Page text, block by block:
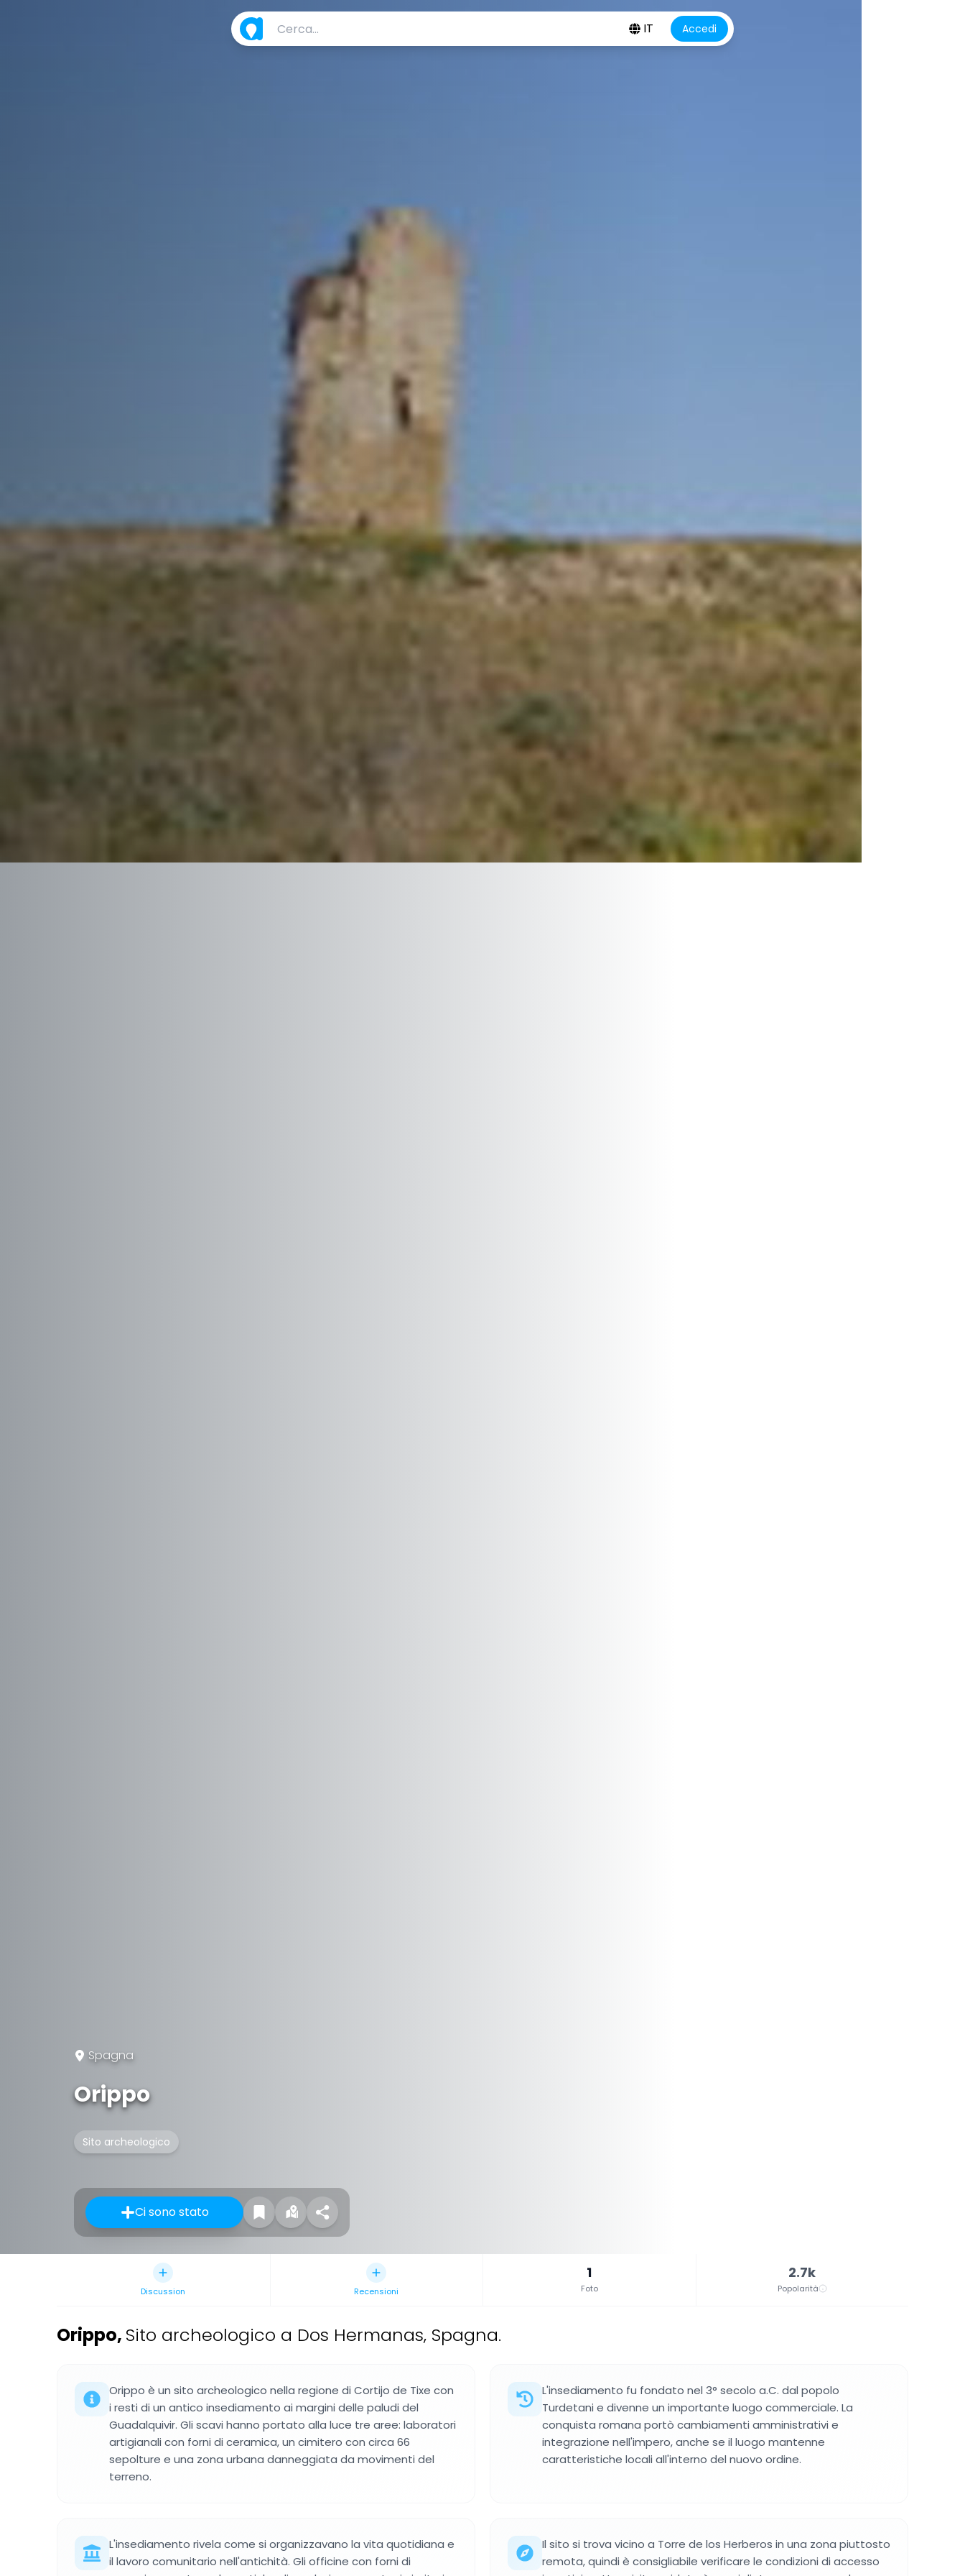
IT Accedi
Spagna
Orippo
Sito archeologico
Ci sono stato
Discussion Recensioni
1
Foto
2.7k
Popolarità
Orippo, Sito archeologico a Dos Hermanas, Spagna.
Orippo è un sito archeologico nella regione di Cortijo de Tixe con
i resti di un antico insediamento ai margini delle paludi del
Guadalquivir. Gli scavi hanno portato alla luce tre aree: laboratori
artigianali con forni di ceramica, un cimitero con circa 66
sepolture e una zona urbana danneggiata da movimenti del
terreno.
L'insediamento fu fondato nel 3° secolo a.C. dal popolo
Turdetani e divenne un importante luogo commerciale. La
conquista romana portò cambiamenti amministrativi e
integrazione nell'impero, anche se il luogo mantenne
caratteristiche locali all'interno del nuovo ordine.
L'insediamento rivela come si organizzavano la vita quotidiana e
il lavoro comunitario nell'antichità. Gli officine con forni di
Il sito si trova vicino a Torre de los Herberos in una zona piuttosto
remota, quindi è consigliabile verificare le condizioni di accesso